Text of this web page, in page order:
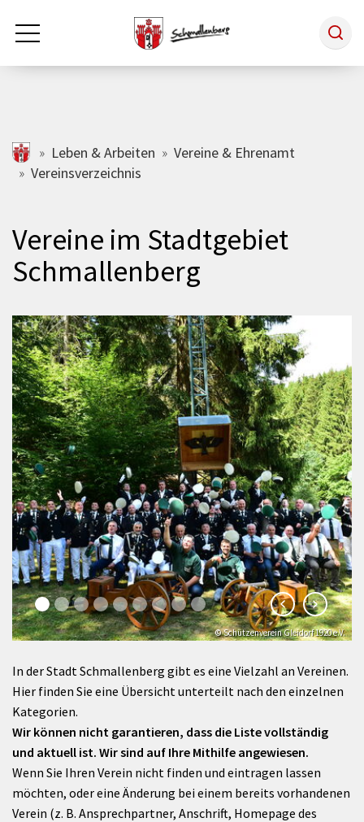
Zum Hauptinhalt springen
Rathaus & Politik
Tourismus
Wirtschaft
schmallenberg.de
Leben & Arbeiten
Vereine & Ehrenamt
Vereinsverzeichnis
Vereine im Stadtgebiet
Schmallenberg
© Schützenverein Gleidorf 1920 e.V.
In der Stadt Schmallenberg gibt es eine Vielzahl an Vereinen.
Hier finden Sie eine Übersicht unterteilt nach den einzelnen
Kategorien.
Wir können nicht garantieren, dass die Liste vollständig
und aktuell ist. Wir sind auf Ihre Mithilfe angewiesen.
Wenn Sie Ihren Verein nicht finden und eintragen lassen
möchten, oder eine Änderung bei einem bereits vorhandenen
Verein (z. B. Ansprechpartner, Anschrift, Homepage des